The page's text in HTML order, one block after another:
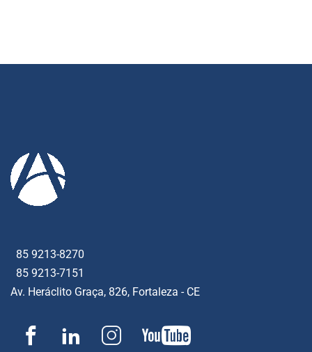
85 9213-8270
85 9213-7151
Av. Heráclito Graça, 826, Fortaleza - CE